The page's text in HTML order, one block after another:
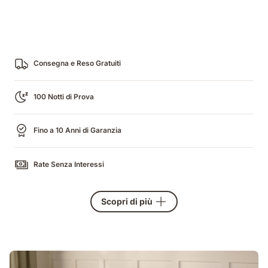
Consegna e Reso Gratuiti
100 Notti di Prova
Fino a 10 Anni di Garanzia
Rate Senza Interessi
Scopri di più